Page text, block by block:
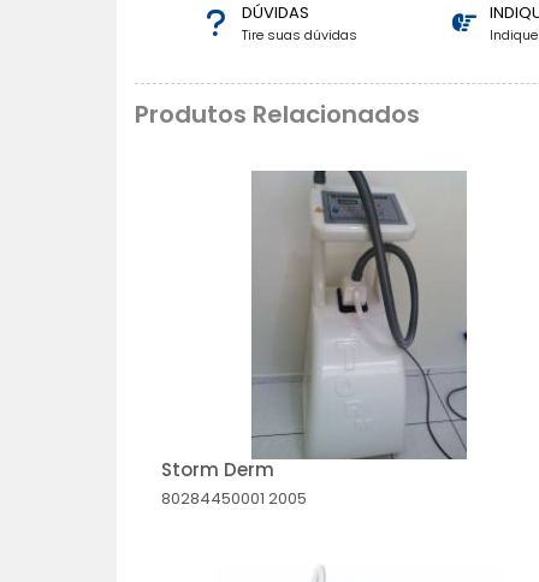
DÚVIDAS
Tire suas dúvidas
Produtos Relacionados
Storm Derm
80284450001 2005